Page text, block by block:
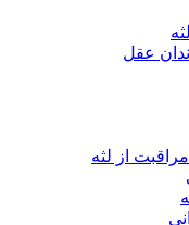
لثه